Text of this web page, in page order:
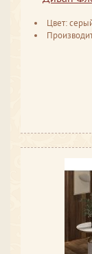
Цвет: